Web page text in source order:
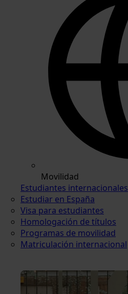
Movilidad
Estudiantes internacionales
Estudiar en España
Visa para estudiantes
Homologación de títulos
Programas de movilidad
Matriculación internacional